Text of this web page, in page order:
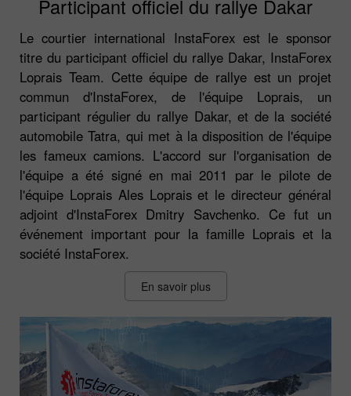
Participant officiel du rallye Dakar
Le courtier international InstaForex est le sponsor
titre du participant officiel du rallye Dakar, InstaForex
Loprais Team. Cette équipe de rallye est un projet
commun d'InstaForex, de l'équipe Loprais, un
participant régulier du rallye Dakar, et de la société
automobile Tatra, qui met à la disposition de l'équipe
les fameux camions. L'accord sur l'organisation de
l'équipe a été signé en mai 2011 par le pilote de
l'équipe Loprais Ales Loprais et le directeur général
adjoint d'InstaForex Dmitry Savchenko. Ce fut un
événement important pour la famille Loprais et la
société InstaForex.
En savoir plus